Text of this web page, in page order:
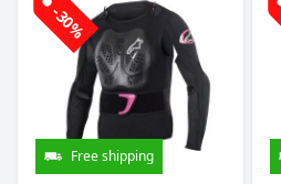
-30%
Free shipping